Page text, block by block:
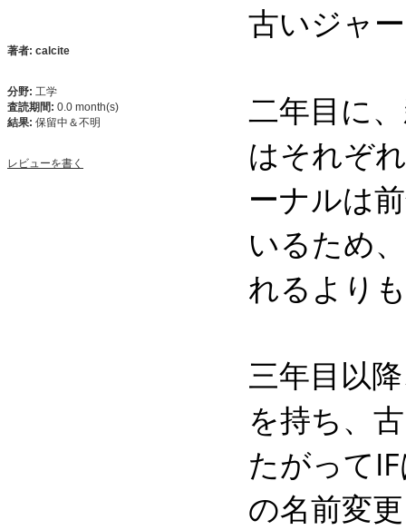
著者: calcite
分野: 工学
査読期間: 0.0 month(s)
結果: 保留中＆不明
レビューを書く
古いジャ
二年目に
はそれぞ
ーナルは
いるため
れるより
三年目以
を持ち、
たがって
の名前変